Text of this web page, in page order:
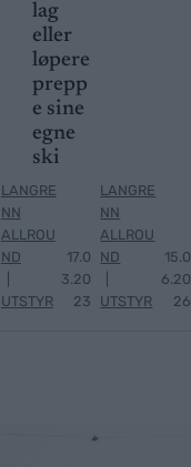
lag
eller
løpere
prepp
e sine
egne
ski
LANGRE
NN
ALLROU
ND
UTSTYR
17.0
3.20
23
LANGRE
NN
ALLROU
ND
UTSTYR
15.0
6.20
26